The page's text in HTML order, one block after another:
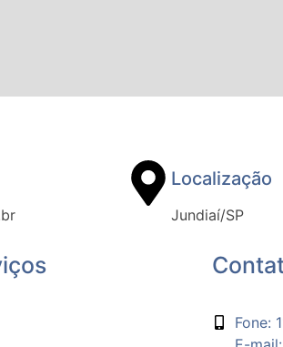
Localização
Jundiaí/SP
Fone: